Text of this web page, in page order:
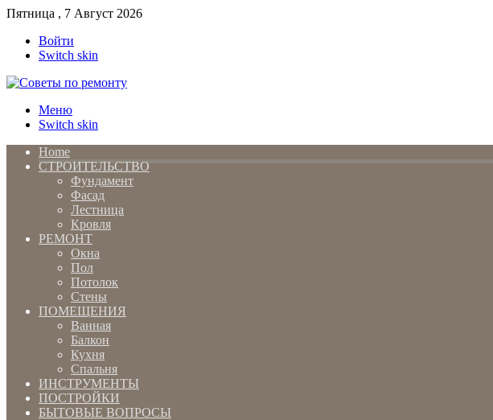
Пятница , 7 Август 2026
Войти
Switch skin
Меню
Switch skin
Home
СТРОИТЕЛЬСТВО
Фундамент
Фасад
Лестница
Кровля
РЕМОНТ
Окна
Пол
Потолок
Стены
ПОМЕЩЕНИЯ
Ванная
Балкон
Кухня
Спальня
ИНСТРУМЕНТЫ
ПОСТРОЙКИ
БЫТОВЫЕ ВОПРОСЫ